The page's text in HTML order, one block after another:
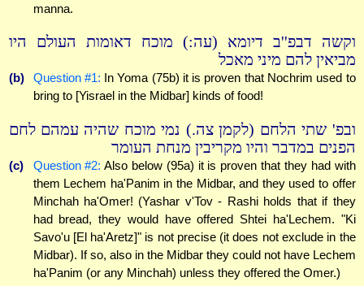
manna.
וקשה דבפ''ב דיומא (עה:) מוכח דאומות העולם היו
מביאין להם מיני מאכל
(b) Question #1: In Yoma (75b) it is proven that Nochrim used to
bring to [Yisrael in the Midbar] kinds of food!
ובפ' שתי הלחם (לקמן צה.) נמי מוכח שהיה עמהם לחם
הפנים במדבר והיו מקריבין מנחת העומר
(c) Question #2: Also below (95a) it is proven that they had with
them Lechem ha'Panim in the Midbar, and they used to offer
Minchah ha'Omer! (Yashar v'Tov - Rashi holds that if they
had bread, they would have offered Shtei ha'Lechem. "Ki
Savo'u [El ha'Aretz]" is not precise (it does not exclude in the
Midbar). If so, also in the Midbar they could not have Lechem
ha'Panim (or any Minchah) unless they offered the Omer.)